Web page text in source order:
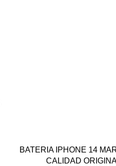
BATERIA IPHONE 14
CALIDAD